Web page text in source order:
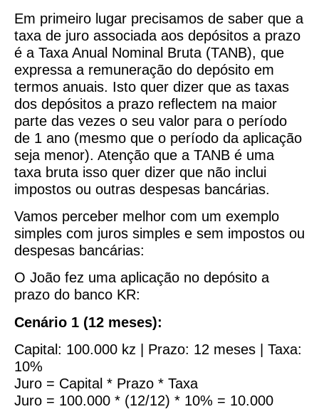
Em primeiro lugar precisamos de saber que a
taxa de juro associada aos depósitos a prazo
é a Taxa Anual Nominal Bruta (TANB), que
expressa a remuneração do depósito em
termos anuais. Isto quer dizer que as taxas
dos depósitos a prazo reflectem na maior
parte das vezes o seu valor para o período
de 1 ano (mesmo que o período da aplicação
seja menor). Atenção que a TANB é uma
taxa bruta isso quer dizer que não inclui
impostos ou outras despesas bancárias.
Vamos perceber melhor com um exemplo
simples com juros simples e sem impostos ou
despesas bancárias:
O João fez uma aplicação no depósito a
prazo do banco KR:
Cenário 1 (12 meses):
Capital: 100.000 kz | Prazo: 12 meses | Taxa:
10%
Juro = Capital * Prazo * Taxa
Juro = 100.000 * (12/12) * 10% = 10.000